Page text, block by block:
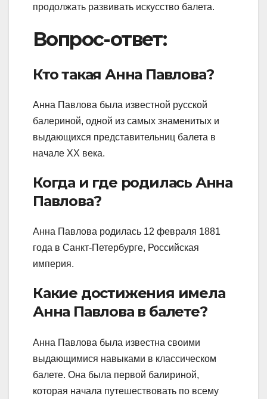
продолжать развивать искусство балета.
Вопрос-ответ:
Кто такая Анна Павлова?
Анна Павлова была известной русской
балериной, одной из самых знаменитых и
выдающихся представительниц балета в
начале XX века.
Когда и где родилась Анна
Павлова?
Анна Павлова родилась 12 февраля 1881
года в Санкт-Петербурге, Российская
империя.
Какие достижения имела
Анна Павлова в балете?
Анна Павлова была известна своими
выдающимися навыками в классическом
балете. Она была первой балириной,
которая начала путешествовать по всему